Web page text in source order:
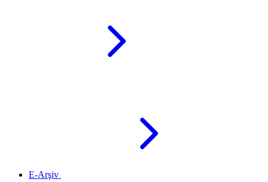
E-Arşiv